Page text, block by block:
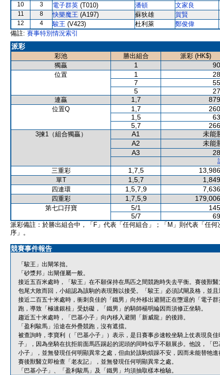
10 3 電子群英 (T010) 潘頓 文家良
11 8 快樂魔王 (A197) 蘇狄雄 賀賢
12 4 駿王 (V423) 杜利萊
鄭俊偉
備註: 賽事特別情況索引
派彩
彩池 勝出組合
派彩 (HK$)
獨贏
1
位置 1
7
5
連贏 1,7
位置Q 1,7
1,5
5,7
3揀1（組合獨贏） A1
未能
A2
未能
A3
三重彩
1,7,5
單T 1,5,7
四連環 1,5,7,9
四重彩 1,7,5,9
第七口孖寶 5/1
5/7
派彩備註：於勝出組合中，「F」代表「任何組合」；「M」則代表「任何
序」。
競賽事件報告
「駿王」出閘笨拙。
「砂漿邦」出閘僅屬一般。
接近五百米處時，「駿王」在不願保持在馬匹之間競跑時失去平衡。賽後獸
包尾大敗而回，小組認為該駒的表現難以接受。「駿王」必須試閘及格，並
接近二百五十米處時，衝刺良佳的「鐵男」向外移出避開正在墮退的「電子
跑，導致「極速銀桂」受妨礙，「鐵男」的騎師楊明綸因而須修正坐騎。
趨近五十米處時，「巴基小子」向內移入避開「新威龍」的後蹄。
「盈利駿馬」沿途在外疊競跑，沒有遮擋。
被查詢時，李寶利（「巴基小子」）表示，是日賽事步速較坐騎上仗表現良
子」，因為坐騎在抗拒前面馬匹踢起的泥頭的同時似乎不願展步。他說，「
小子」，並無發現任何明顯異常之處，但由於該駒煩躁不安，因而未能替牠
賽後獸醫立即檢查「老友記」，並無發現任何明顯異常之處。
「巴基小子」、「盈利駿馬」及「鐵男」均須抽取樣本檢驗。